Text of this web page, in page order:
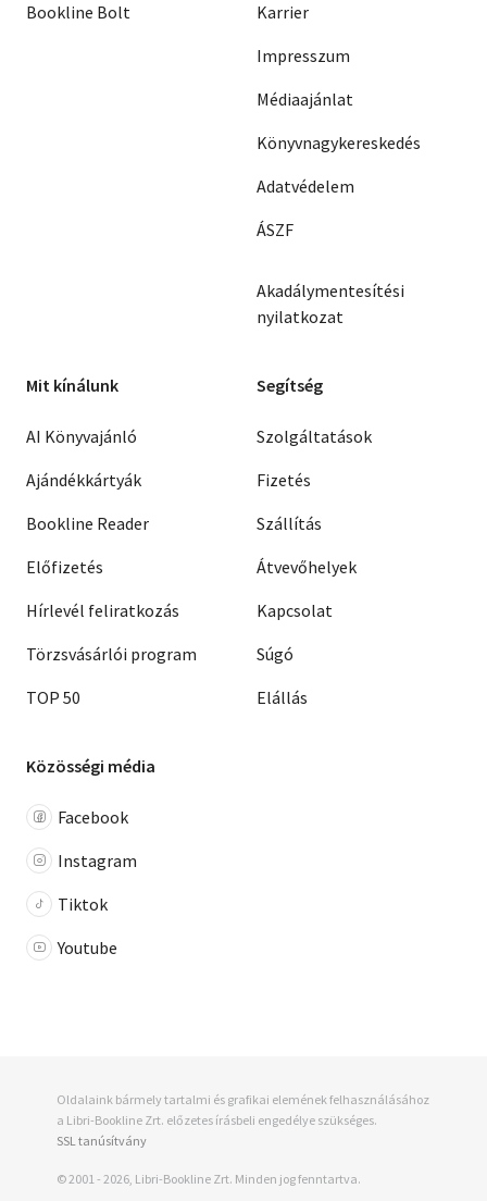
Bookline Bolt
Karrier
Impresszum
Médiaajánlat
Könyvnagykereskedés
Adatvédelem
ÁSZF
Akadálymentesítési
nyilatkozat
Mit kínálunk
AI Könyvajánló
Ajándékkártyák
Bookline Reader
Előfizetés
Hírlevél feliratkozás
Törzsvásárlói program
TOP 50
Segítség
Szolgáltatások
Fizetés
Szállítás
Átvevőhelyek
Kapcsolat
Súgó
Elállás
Közösségi média
Facebook
Instagram
Tiktok
Youtube
Oldalaink bármely tartalmi és grafikai elemének felhasználásához
a Libri-Bookline Zrt. előzetes írásbeli engedélye szükséges.
SSL tanúsítvány
© 2001 - 2026, Libri-Bookline Zrt. Minden jog fenntartva.